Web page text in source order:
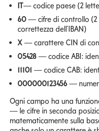
IT— codice paese (2
60 — cifre di controllo (2
correttezza dell'IBAN)
X — carattere CIN di
05428 — codice ABI:
11101 — codice CAB:
000000123456 —
Ogni campo ha una
— le cifre in seconda
matematicamente sulla